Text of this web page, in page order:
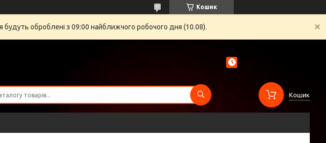
Кошик
будуть оброблені з 09:00 найближчого робочого дня (10.08).
Кошик